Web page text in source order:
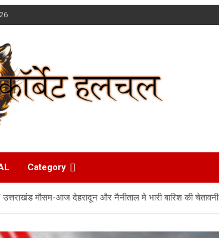
(कॉर्बेट
Category
उत्तराखंड मौसम-आज देहरादून और नैनीताल मे भारी बारिश की चेतावनी